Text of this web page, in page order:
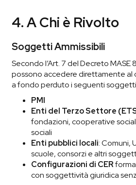
4. A Chi è Rivolto
Soggetti Ammissibili
Secondo l’Art. 7 del Decreto MASE
possono accedere direttamente al
a fondo perduto i seguenti
PMI
Enti del Terzo Settore
fondazioni, cooperative
sociali
Enti pubblici locali: Comuni,
scuole, consorzi e altri
Configurazioni di CER
con soggettività giuridica